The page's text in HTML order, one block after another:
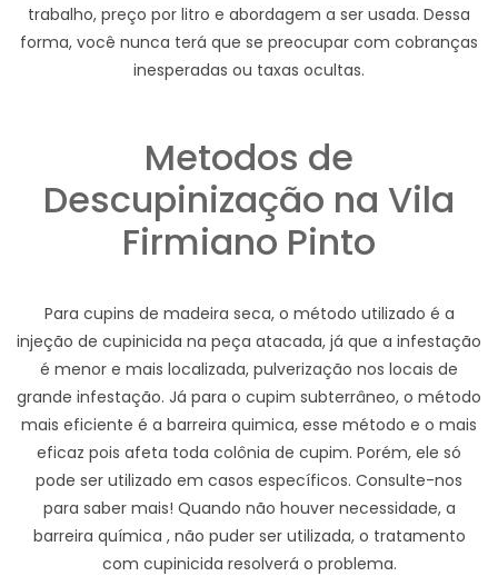
trabalho, preço por litro e abordagem a ser usada. Dessa
forma, você nunca terá que se preocupar com cobranças
inesperadas ou taxas ocultas.
Metodos de
Descupinização na Vila
Firmiano Pinto
Para cupins de madeira seca, o método utilizado é a
injeção de cupinicida na peça atacada, já que a infestação
é menor e mais localizada, pulverização nos locais de
grande infestação. Já para o cupim subterrâneo, o método
mais eficiente é a barreira quimica, esse método e o mais
eficaz pois afeta toda colônia de cupim. Porém, ele só
pode ser utilizado em casos específicos. Consulte-nos
para saber mais! Quando não houver necessidade, a
barreira química , não puder ser utilizada, o tratamento
com cupinicida resolverá o problema.